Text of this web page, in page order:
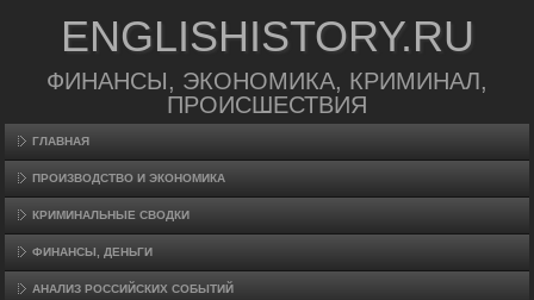
ENGLISHISTORY.RU
ФИНАНСЫ, ЭКОНОМИКА, КРИМИНАЛ,
ПРОИСШЕСТВИЯ
ГЛАВНАЯ
ПРОИЗВΟДСТВО И ЭКОНОМИКА
КРИМИНАЛЬНЫЕ СВОДКИ
ФИНАНСЫ, ДЕНЬГИ
АНАЛИЗ РОССИЙСКИХ СОБЫТИЙ